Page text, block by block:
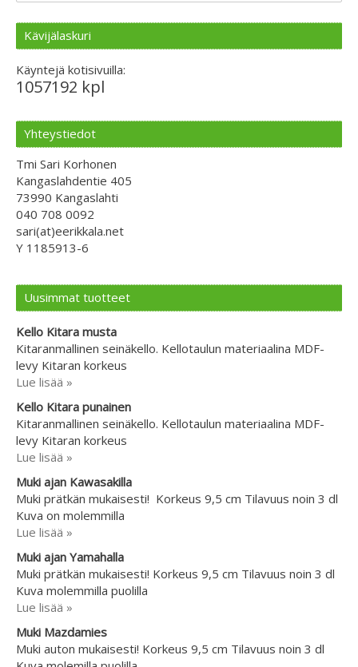
Kävijälaskuri
Käyntejä kotisivuilla:
1057192 kpl
Yhteystiedot
Tmi Sari Korhonen
Kangaslahdentie 405
73990 Kangaslahti
040 708 0092
sari(at)eerikkala.net
Y 1185913-6
Uusimmat tuotteet
Kello Kitara musta
Kitaranmallinen seinäkello. Kellotaulun materiaalina MDF-
levy Kitaran korkeus
Lue lisää »
Kello Kitara punainen
Kitaranmallinen seinäkello. Kellotaulun materiaalina MDF-
levy Kitaran korkeus
Lue lisää »
Muki ajan Kawasakilla
Muki prätkän mukaisesti! Korkeus 9,5 cm Tilavuus noin 3 dl
Kuva on molemmilla
Lue lisää »
Muki ajan Yamahalla
Muki prätkän mukaisesti! Korkeus 9,5 cm Tilavuus noin 3 dl
Kuva molemmilla puolilla
Lue lisää »
Muki Mazdamies
Muki auton mukaisesti! Korkeus 9,5 cm Tilavuus noin 3 dl